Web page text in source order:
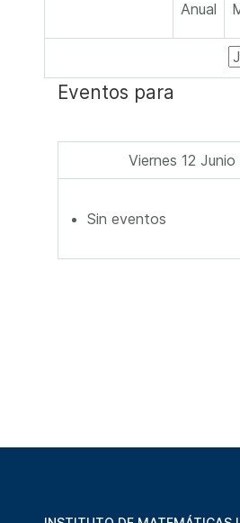
Anual
Eventos para
Viernes 12
Sin eventos